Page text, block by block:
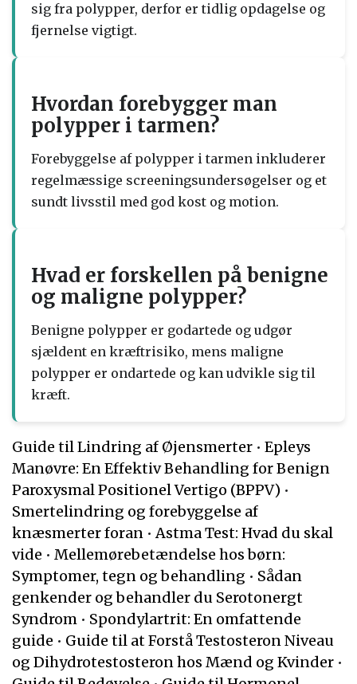
sig fra polypper, derfor er tidlig opdagelse og
fjernelse vigtigt.
Hvordan forebygger man
polypper i tarmen?
Forebyggelse af polypper i tarmen inkluderer
regelmæssige screeningsundersøgelser og et
sundt livsstil med god kost og motion.
Hvad er forskellen på benigne
og maligne polypper?
Benigne polypper er godartede og udgør
sjældent en kræftrisiko, mens maligne
polypper er ondartede og kan udvikle sig til
kræft.
Guide til Lindring af Øjensmerter • Epleys
Manøvre: En Effektiv Behandling for Benign
Paroxysmal Positionel Vertigo (BPPV) •
Smertelindring og forebyggelse af
knæsmerter foran •Astma Test: Hvad du skal
vide • Mellemørebetændelse hos børn:
Symptomer, tegn og behandling • Sådan
genkender og behandler du Serotonergt
Syndrom • Spondylartrit: En omfattende
guide • Guide til at Forstå Testosteron Niveau
og Dihydrotestosteron hos Mænd og Kvinder •